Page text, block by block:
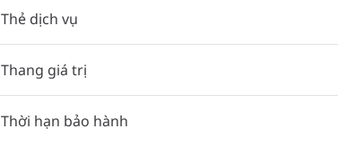
Thẻ dịch vụ
Thang giá trị
Thời hạn bảo hành